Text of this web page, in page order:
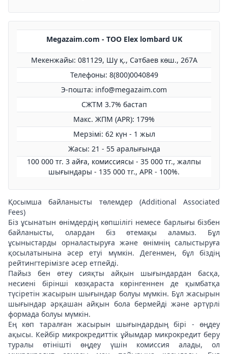
Megazaim.com - ТОО Elex lombard UK
Мекенжайы: 081129, Шу қ., Сәтбаев көш., 267А
Телефоны: 8(800)0040849
Э-пошта: info@megazaim.com
СЖТМ 3.7% бастап
Макс. ЖПМ (APR): 179%
Мерзімі: 62 күн - 1 жыл
Жасы: 21 - 55 аралығында
100 000 тг. 3 айға, комиссиясы - 35 000 тг., жалпы
шығындары - 135 000 тг., APR - 100%.
Қосымша байланысты төлемдер (Additional Associated
Fees)
Біз ұсынатын өнімдердің көпшілігі немесе барлығы бізбен
байланысты, олардан біз өтемақы аламыз. Бұл
ұсыныстарды орналастыруға және өнімнің салыстыруға
қосылатынына әсер етуі мүмкін. Дегенмен, бұл біздің
рейтингтерімізге әсер етпейді.
Пайыз бен өтеу сияқты айқын шығындардан басқа,
несиені бірінші көзқараста көрінгеннен де қымбатқа
түсіретін жасырын шығындар болуы мүмкін. Бұл жасырын
шығындар әрқашан айқын бола бермейді және әртүрлі
формада болуы мүмкін.
Ең көп таралған жасырын шығындардың бірі - өңдеу
ақысы. Кейбір микрокредиттік ұйымдар микрокредит беру
туралы өтінішті өңдеу үшін комиссия алады, ол